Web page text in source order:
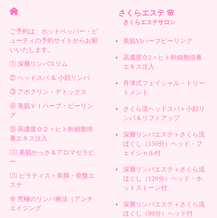
ご予約は、ホットペッパー・ビ
ューティの予約サイトからお願
いいたします。
① 深層リンパスリム
② ヘッドスパ ＆ 小顔リンパ
③ アポクリン・デトックス
④ 美肌ＶＩハーブ・ピーリン
グ
⑤ 高濃度Ｏ２ × ヒト幹細胞培
養エキス注入
💆‍♀️ 美肌かっさ＆アロマセラピ
ー
🧘‍♀️ ピラティス × 美脚・骨盤エ
ステ
🌸 究極のリンパ療法（アンチ
エイジング
さくらエステ 🌸
さくらエステサロン
美肌VIハーブピーリング
高濃度Ｏ2 × ヒト幹細胞培養
エキス注入
舟津式フェイシャル・トリー
トメント
さくら流ヘッドスパ＋小顔リ
ンパ＆リフトアップ
深層リンパエステ＋さくら流
ほぐし（150分）ヘッド・フ
ェイシャル付
深層リンパエステ＋さくら流
ほぐし（120分）ヘッド・ホ
ットストーン付
深層リンパエステ＋さくら流
ほぐし（90分）ヘッド付